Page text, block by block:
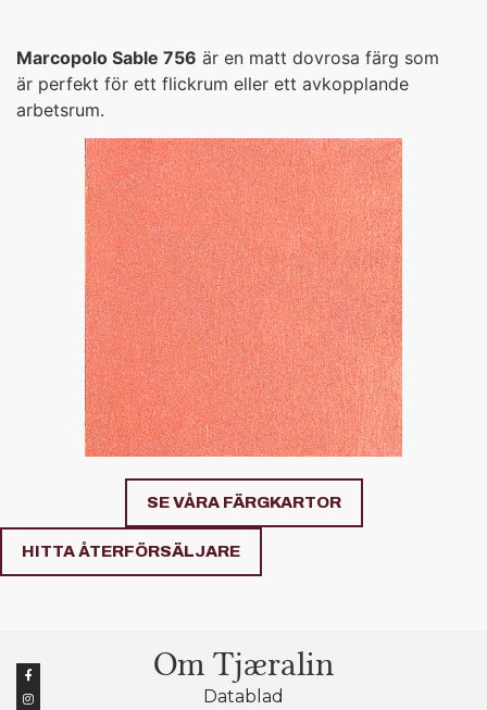
Marcopolo Sable 756 är en matt dovrosa färg som
är perfekt för ett flickrum eller ett avkopplande
arbetsrum.
SE VÅRA FÄRGKARTOR
HITTA ÅTERFÖRSÄLJARE
Om Tjæralin
Datablad